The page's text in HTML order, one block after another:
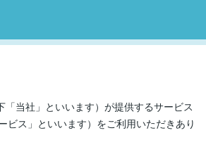
「当社」といいます）が提供するサービス
ビス」といいます）をご利用いただきあり